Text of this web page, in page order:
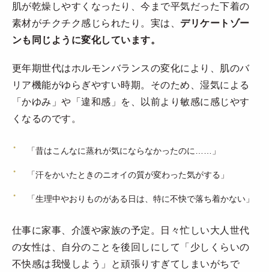
肌が乾燥しやすくなったり、今まで平気だった下着の
素材がチクチク感じられたり。実は、 デリケートゾー
ンも同じように変化しています。
更年期世代はホルモンバランスの変化により、肌のバ
リア機能がゆらぎやすい時期。そのため、湿気による
「かゆみ」や「違和感」を、以前より敏感に感じやす
くなるのです。
「昔はこんなに蒸れが気にならなかったのに……」
「汗をかいたときのニオイの質が変わった気がする」
「生理中やおりものがある日は、特に不快で落ち着かない」
仕事に家事、介護や家族の予定。日々忙しい大人世代
の女性は、自分のことを後回しにして「少しくらいの
不快感は我慢しよう」と頑張りすぎてしまいがちで